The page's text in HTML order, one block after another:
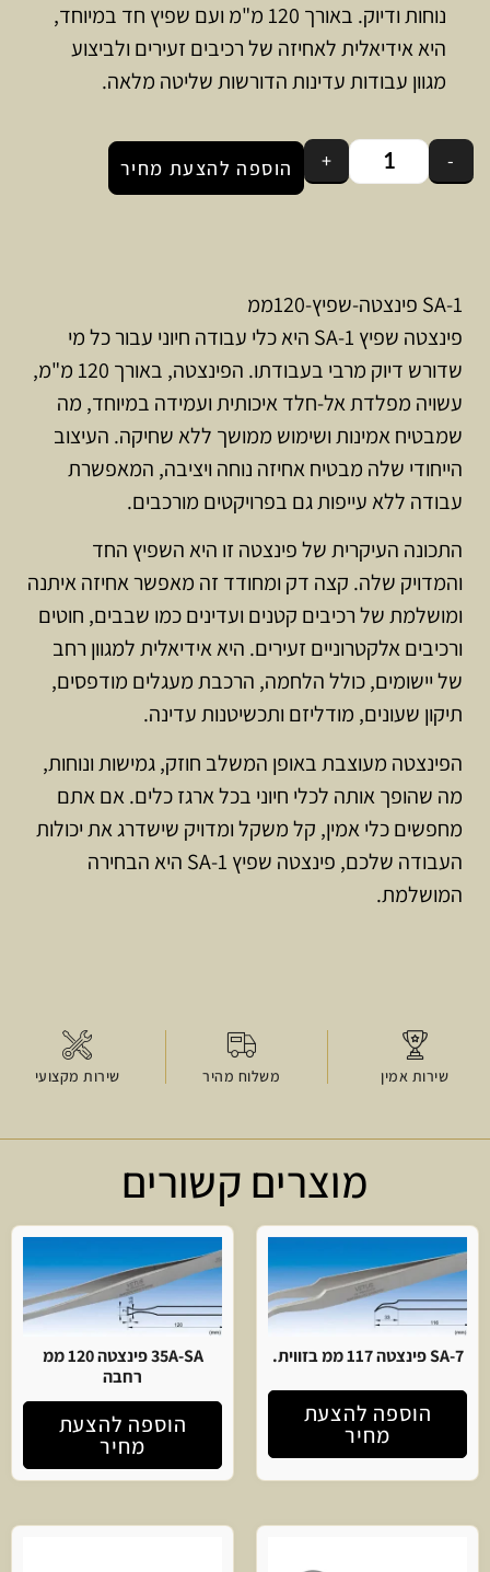
נוחות ודיוק. באורך 120 מ"מ ועם שפיץ חד במיוחד,
היא אידיאלית לאחיזה של רכיבים זעירים ולביצוע
מגוון עבודות עדינות הדורשות שליטה מלאה.
-
+ הוספה להצעת מחיר
1-SA פינצטה-שפיץ-120ממ
פינצטה שפיץ 1-SA היא כלי עבודה חיוני עבור כל מי
שדורש דיוק מרבי בעבודתו. הפינצטה, באורך 120 מ"מ,
עשויה מפלדת אל-חלד איכותית ועמידה במיוחד, מה
שמבטיח אמינות ושימוש ממושך ללא שחיקה. העיצוב
הייחודי שלה מבטיח אחיזה נוחה ויציבה, המאפשרת
עבודה ללא עייפות גם בפרויקטים מורכבים.
התכונה העיקרית של פינצטה זו היא השפיץ החד
והמדויק שלה. קצה דק ומחודד זה מאפשר אחיזה איתנה
ומושלמת של רכיבים קטנים ועדינים כמו שבבים, חוטים
ורכיבים אלקטרוניים זעירים. היא אידיאלית למגוון רחב
של יישומים, כולל הלחמה, הרכבת מעגלים מודפסים,
תיקון שעונים, מודליזם ותכשיטנות עדינה.
הפינצטה מעוצבת באופן המשלב חוזק, גמישות ונוחות,
מה שהופך אותה לכלי חיוני בכל ארגז כלים. אם אתם
מחפשים כלי אמין, קל משקל ומדויק שישדרג את יכולות
העבודה שלכם, פינצטה שפיץ 1-SA היא הבחירה
המושלמת.
שירות אמין משלוח מהיר שירות מקצועי
מוצרים קשורים
7-SA פינצטה 117 ממ בזווית.
הוספה להצעת
מחיר
35A-SA פינצטה 120 ממ
רחבה
הוספה להצעת
מחיר